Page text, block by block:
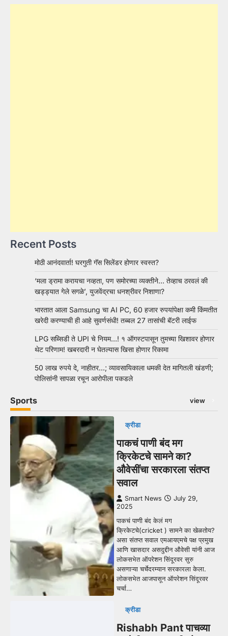
Recent Posts
मोठी आनंदवार्ता! घरगुती गॅस सिलेंडर होणार स्वस्त?
‘मला ड्रामा करायचा नव्हता, पण समोरच्या व्यक्तीने… तेव्हाच ठरवलं की
खड्ड्यात गेले सगळे’, युजवेंद्रचा धनश्रीवर निशाणा?
भारतात आला Samsung चा AI PC, 60 हजार रुपयांपेक्षा कमी किंमतीत
खरेदी करण्याची ही आहे सुवर्णसंधी! तब्बल 27 तासांची बॅटरी लाईफ
LPG सब्सिडी ते UPI चे नियम…! १ ऑगस्टपासून तुमच्या खिशावर होणार
थेट परिणाम! खबरदारी न घेतल्यास खिसा होणार रिकामा
50 लाख रुपये दे, नाहीतर…; व्यावसायिकाला धमकी देत मागितली खंडणी;
पोलिसांनी सापळा रचून आरोपीला पकडले
Sports view
क्रीडा
पाकचं पाणी बंद मग
क्रिकेटचे सामने का?
औवेसींचा सरकारला संतप्त
सवाल
Smart News
July 29,
2025
पाकचं पाणी बंद केलं मग
क्रिकेटचे(cricket ) सामने का खेळतोय?
असा संतप्त सवाल एमआयएमचे पक्ष प्रमुख
आणि खासदार असदुद्दीन औवेसी यांनी आज
लोकसभेत ऑपरेशन सिंदूरवर सुरु
असणाऱ्या चर्चेदरम्यान सरकारला केला.
लोकसभेत आजपासून ऑपरेशन सिंदूरवर
चर्चा…
क्रीडा
Rishabh Pant पाचव्या